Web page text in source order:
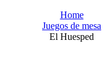
Home
Juegos de mesa
El Huesped